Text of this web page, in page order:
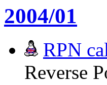
2004/01
RPN
Reverse